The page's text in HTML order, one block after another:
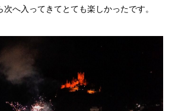
へ入ってきてとても楽しかったです。